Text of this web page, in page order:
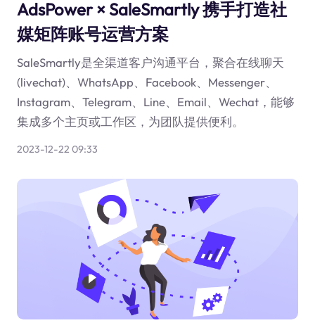
AdsPower × SaleSmartly 携手打造社
媒矩阵账号运营方案
SaleSmartly是全渠道客户沟通平台，聚合在线聊天
(livechat)、WhatsApp、Facebook、Messenger、
Instagram、Telegram、Line、Email、Wechat，能够
集成多个主页或工作区，为团队提供便利。
2023-12-22 09:33